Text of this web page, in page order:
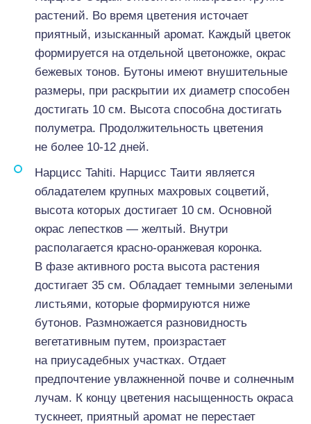
растений. Во время цветения источает
приятный, изысканный аромат. Каждый цветок
формируется на отдельной цветоножке, окрас
бежевых тонов. Бутоны имеют внушительные
размеры, при раскрытии их диаметр способен
достигать 10 см. Высота способна достигать
полуметра. Продолжительность цветения
не более 10-12 дней.
Нарцисс Tahiti. Нарцисс Таити является
обладателем крупных махровых соцветий,
высота которых достигает 10 см. Основной
окрас лепестков — желтый. Внутри
располагается красно-оранжевая коронка.
В фазе активного роста высота растения
достигает 35 см. Обладает темными зелеными
листьями, которые формируются ниже
бутонов. Размножается разновидность
вегетативным путем, произрастает
на приусадебных участках. Отдает
предпочтение увлажненной почве и солнечным
лучам. К концу цветения насыщенность окраса
тускнеет, приятный аромат не перестает